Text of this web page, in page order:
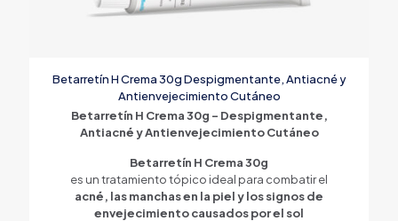
Betarretín H Crema 30g Despigmentante, Antiacné y
Antienvejecimiento Cutáneo
Betarretín H Crema 30g – Despigmentante,
Antiacné y Antienvejecimiento Cutáneo
Betarretín H Crema 30g
es un tratamiento tópico ideal para combatir el
acné, las manchas en la piel y los signos de
envejecimiento causados por el sol